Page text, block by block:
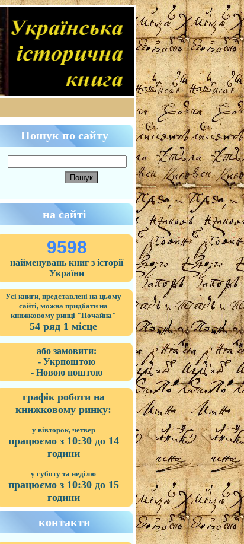
Пошук по сайту
на сайті
9598
найменувань книг з історії
України
Усі книги, представлені на цьому
сайті, можна придбати на
книжковому ринці "Почайна"
54 ряд 1 місце
або замовити:
- Укрпоштою
- Новою поштою
графік роботи на
книжковому ринку:
у вівторок, четвер
працюємо з 10:30 до 14
години
у суботу та неділю
працюємо з 10:30 до 15
години
контакти